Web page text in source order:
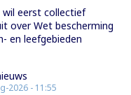
wil eerst collectief
over Wet bescherming
en leefgebieden
2026 - 11:55